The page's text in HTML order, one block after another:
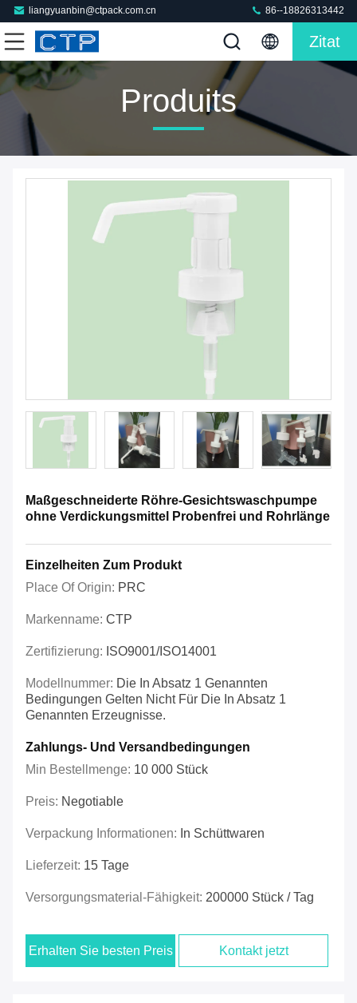
liangyuanbin@ctpack.com.cn 86--18826313442
Zitat
Produits
Maßgeschneiderte Röhre-Gesichtswaschpumpe
ohne Verdickungsmittel Probenfrei und Rohrlänge
Einzelheiten Zum Produkt
Place Of Origin: PRC
Markenname: CTP
Zertifizierung: ISO9001/ISO14001
Modellnummer: Die In Absatz 1 Genannten
Bedingungen Gelten Nicht Für Die In Absatz 1
Genannten Erzeugnisse.
Zahlungs- Und Versandbedingungen
Min Bestellmenge: 10 000 Stück
Preis: Negotiable
Verpackung Informationen: In Schüttwaren
Lieferzeit: 15 Tage
Versorgungsmaterial-Fähigkeit: 200000 Stück / Tag
Erhalten Sie besten Preis Kontakt jetzt